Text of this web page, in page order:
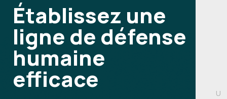
U
Établissez une
ligne de défense
humaine
efficace